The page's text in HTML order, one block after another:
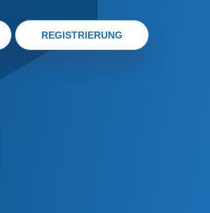
REGISTRIERUNG